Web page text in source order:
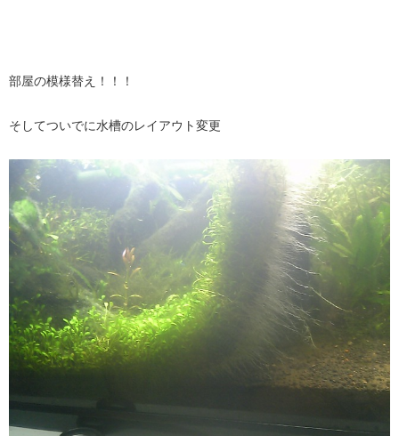
部屋の模様替え！！！
そしてついでに水槽のレイアウト変更